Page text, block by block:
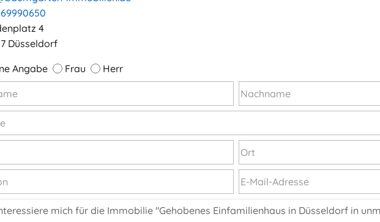
69990650
4
Düsseldorf
Angabe Frau Herr